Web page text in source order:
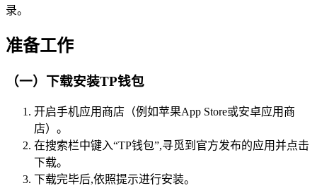
录。
准备工作
（一）下载安装TP钱包
开启手机应用商店（例如苹果App Store或安卓应用商
店）。
在搜索栏中键入“TP钱包”,寻觅到官方发布的应用并点击
下载。
下载完毕后,依照提示进行安装。